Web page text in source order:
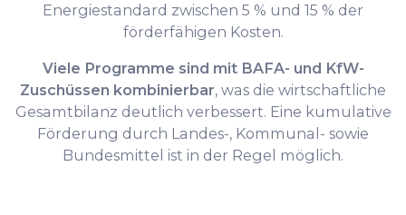
Energiestandard zwischen 5 % und 15 % der
förderfähigen Kosten.
Viele Programme sind mit BAFA- und KfW-
Zuschüssen kombinierbar, was die wirtschaftliche
Gesamtbilanz deutlich verbessert. Eine kumulative
Förderung durch Landes-, Kommunal- sowie
Bundesmittel ist in der Regel möglich.